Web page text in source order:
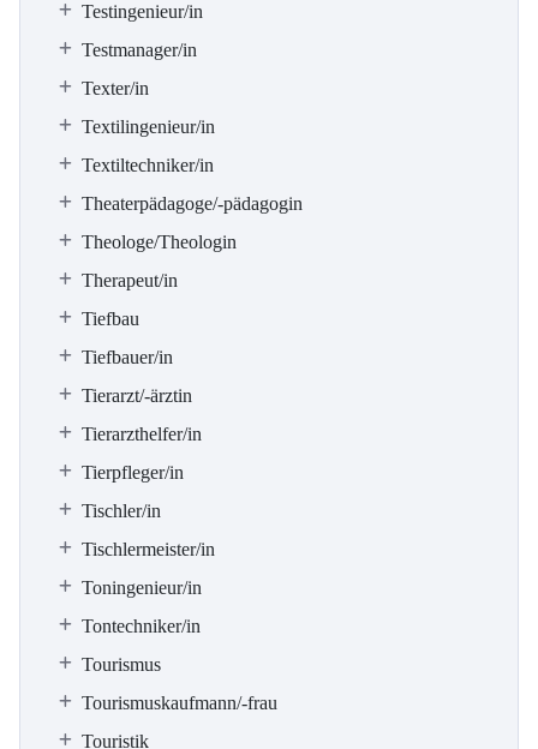
Testingenieur/in
Testmanager/in
Texter/in
Textilingenieur/in
Textiltechniker/in
Theaterpädagoge/-pädagogin
Theologe/Theologin
Therapeut/in
Tiefbau
Tiefbauer/in
Tierarzt/-ärztin
Tierarzthelfer/in
Tierpfleger/in
Tischler/in
Tischlermeister/in
Toningenieur/in
Tontechniker/in
Tourismus
Tourismuskaufmann/-frau
Touristik